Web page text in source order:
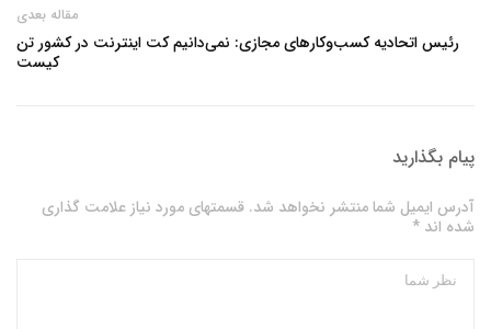
مقاله بعدی
رئیس اتحادیه کسب‌وکارهای مجازی: نمی‌دانیم کت اینترنت در کشور تن
کیست
پیام بگذارید
آدرس ایمیل شما منتشر نخواهد شد. قسمتهای مورد نیاز علامت گذاری
شده اند *